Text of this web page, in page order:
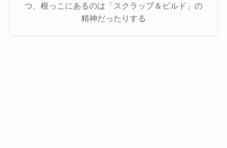
つ、根っこにあるのは「スクラップ＆ビルド」の
精神だったりする